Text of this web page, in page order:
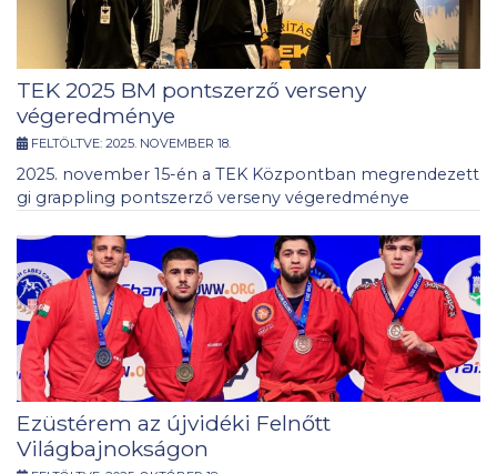
TEK 2025 BM pontszerző verseny
végeredménye
FELTÖLTVE: 2025. NOVEMBER 18.
2025. november 15-én a TEK Központban megrendezett
gi grappling pontszerző verseny végeredménye
Ezüstérem az újvidéki Felnőtt
Világbajnokságon